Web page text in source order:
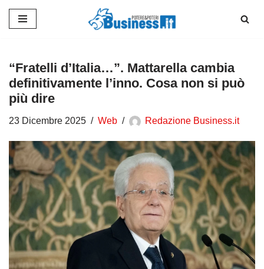
contenuto
“Fratelli d’Italia…”. Mattarella cambia
definitivamente l’inno. Cosa non si può
più dire
23 Dicembre 2025 Web Redazione Business.it